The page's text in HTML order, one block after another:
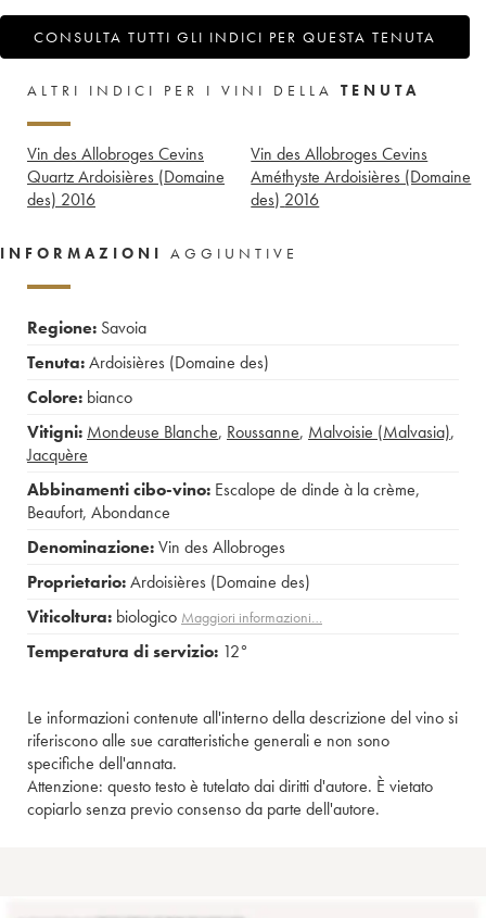
CONSULTA TUTTI GLI INDICI PER QUESTA TENUTA
ALTRI INDICI PER I VINI DELLA TENUTA
Vin des Allobroges Cevins
Quartz Ardoisières (Domaine
des) 2016
Vin des Allobroges Cevins
Améthyste Ardoisières (Domaine
des) 2016
INFORMAZIONI AGGIUNTIVE
Regione: Savoia
Tenuta:Ardoisières (Domaine des)
Colore: bianco
Vitigni: Mondeuse Blanche, Roussanne, Malvoisie (Malvasia),
Jacquère
Abbinamenti cibo-vino: Escalope de dinde à la crème,
Beaufort, Abondance
Denominazione:Vin des Allobroges
Proprietario:Ardoisières (Domaine des)
Viticoltura: biologico Maggiori informazioni…
Temperatura di servizio: 12°
Le informazioni contenute all'interno della descrizione del vino si
riferiscono alle sue caratteristiche generali e non sono
specifiche dell'annata.
Attenzione: questo testo è tutelato dai diritti d'autore. È vietato
copiarlo senza previo consenso da parte dell'autore.